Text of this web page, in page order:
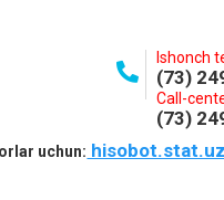
Ishonch
(73)
Call-
(73)
uchun: hisobot.stat.uz